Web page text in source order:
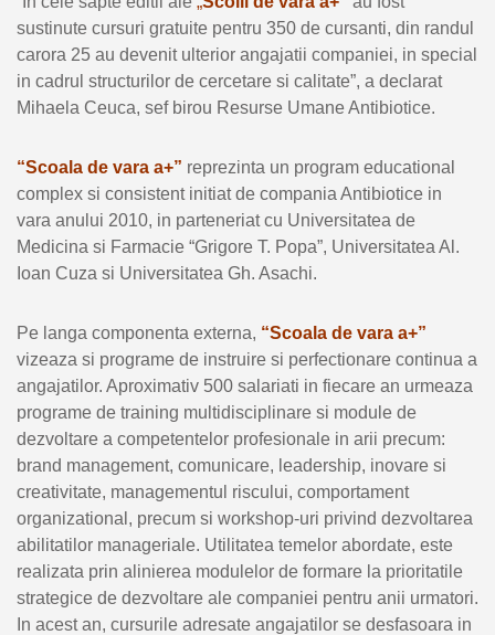
sustinute cursuri gratuite pentru 350 de cursanti, din randul
carora 25 au devenit ulterior angajatii companiei, in special
in cadrul structurilor de cercetare si calitate”, a declarat
Mihaela Ceuca, sef birou Resurse Umane Antibiotice.
“Scoala de vara a+” reprezinta un program educational
complex si consistent initiat de compania Antibiotice in
vara anului 2010, in parteneriat cu Universitatea de
Medicina si Farmacie “Grigore T. Popa”, Universitatea Al.
Ioan Cuza si Universitatea Gh. Asachi.
Pe langa componenta externa, “Scoala de vara a+”
vizeaza si programe de instruire si perfectionare continua a
angajatilor. Aproximativ 500 salariati in fiecare an urmeaza
programe de training multidisciplinare si module de
dezvoltare a competentelor profesionale in arii precum:
brand management, comunicare, leadership, inovare si
creativitate, managementul riscului, comportament
organizational, precum si workshop-uri privind dezvoltarea
abilitatilor manageriale. Utilitatea temelor abordate, este
realizata prin alinierea modulelor de formare la prioritatile
strategice de dezvoltare ale companiei pentru anii urmatori.
In acest an, cursurile adresate angajatilor se desfasoara in